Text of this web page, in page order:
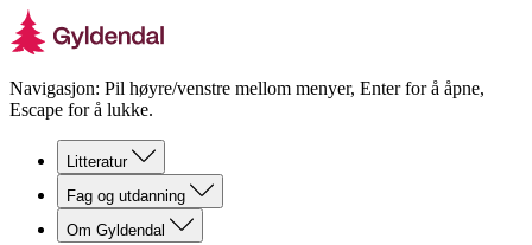
Navigasjon: Pil høyre/venstre mellom menyer, Enter for å åpne,
Escape for å lukke.
Litteratur
Fag og utdanning
Om Gyldendal